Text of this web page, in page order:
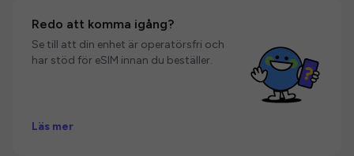
Redo att komma igång?
Se till att din enhet är operatörsfri och
har stöd för eSIM innan du beställer.
Läs mer